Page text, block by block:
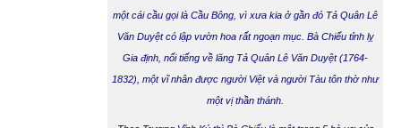
một cái cầu gọi là Cầu Bông vì xưa kia ở gần đó Tả Quân Lê
Văn Duyệt có lập vườn hoa rất ngoạn mục. Bà Chiểutỉnh lỵ
Gia định, nổi tiếng về lăng Tả Quân Lê Văn Duyệt (1764-
1832), một vĩ nhân được người Việt và người Tàu tôn thờ như
một vị thần thánh.